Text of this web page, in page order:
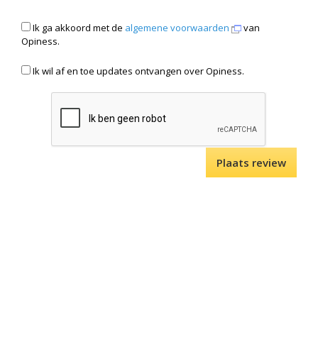
Ik ga akkoord met de algemene voorwaarden
van
Opiness.
Ik wil af en toe updates ontvangen over Opiness.